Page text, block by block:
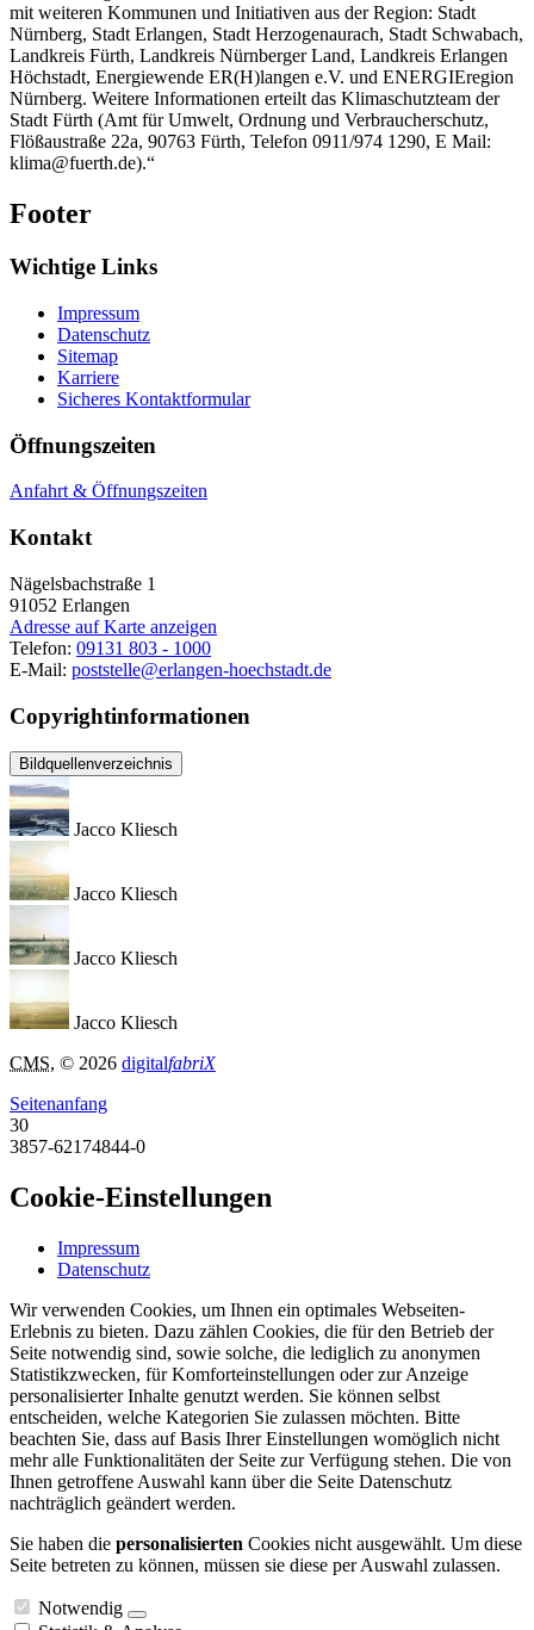
mit weiteren Kommunen und Initiativen aus der Region: Stadt
Nürnberg, Stadt Erlangen, Stadt Herzogenaurach, Stadt Schwabach,
Landkreis Fürth, Landkreis Nürnberger Land, Landkreis Erlangen
Höchstadt, Energiewende ER(H)langen e.V. und ENERGIEregion
Nürnberg. Weitere Informationen erteilt das Klimaschutzteam der
Stadt Fürth (Amt für Umwelt, Ordnung und Verbraucherschutz,
Flößaustraße 22a, 90763 Fürth, Telefon 0911/974 1290, E Mail:
klima@fuerth.de).“
Footer
Wichtige Links
Impressum
Datenschutz
Sitemap
Karriere
Sicheres Kontaktformular
Öffnungszeiten
Anfahrt & Öffnungszeiten
Kontakt
Nägelsbachstraße 1
91052 Erlangen
Adresse auf Karte anzeigen
Telefon: 09131 803 - 1000
E-Mail: poststelle@erlangen-hoechstadt.de
Copyrightinformationen
Bildquellenverzeichnis
Jacco Kliesch
Jacco Kliesch
Jacco Kliesch
Jacco Kliesch
CMS, © 2026 digitalfabriX
Seitenanfang
30
3857-62174844-0
Cookie-Einstellungen
Impressum
Datenschutz
Wir verwenden Cookies, um Ihnen ein optimales Webseiten-
Erlebnis zu bieten. Dazu zählen Cookies, die für den Betrieb der
Seite notwendig sind, sowie solche, die lediglich zu anonymen
Statistikzwecken, für Komforteinstellungen oder zur Anzeige
personalisierter Inhalte genutzt werden. Sie können selbst
entscheiden, welche Kategorien Sie zulassen möchten. Bitte
beachten Sie, dass auf Basis Ihrer Einstellungen womöglich nicht
mehr alle Funktionalitäten der Seite zur Verfügung stehen. Die von
Ihnen getroffene Auswahl kann über die Seite Datenschutz
nachträglich geändert werden.
Sie haben die personalisierten Cookies nicht ausgewählt. Um diese
Seite betreten zu können, müssen sie diese per Auswahl zulassen.
Notwendig